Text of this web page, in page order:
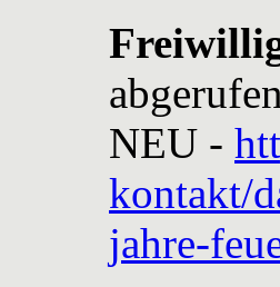
NEU -
kontakt/
jahre-